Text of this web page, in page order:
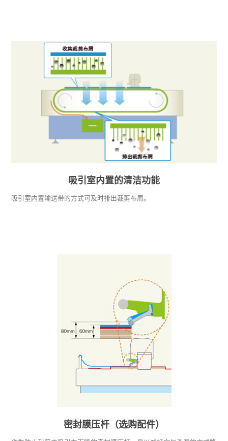
吸引室内置的清洁功能
吸引室内置输送带的方式可及时排出裁剪布屑。
密封膜压杆（选购配件）